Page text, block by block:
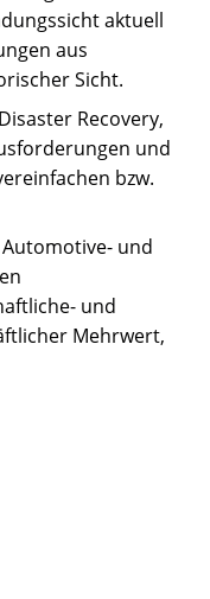
aktuell
aus
Sicht.
Recovery,
und
bzw.
und
und
Mehrwert,